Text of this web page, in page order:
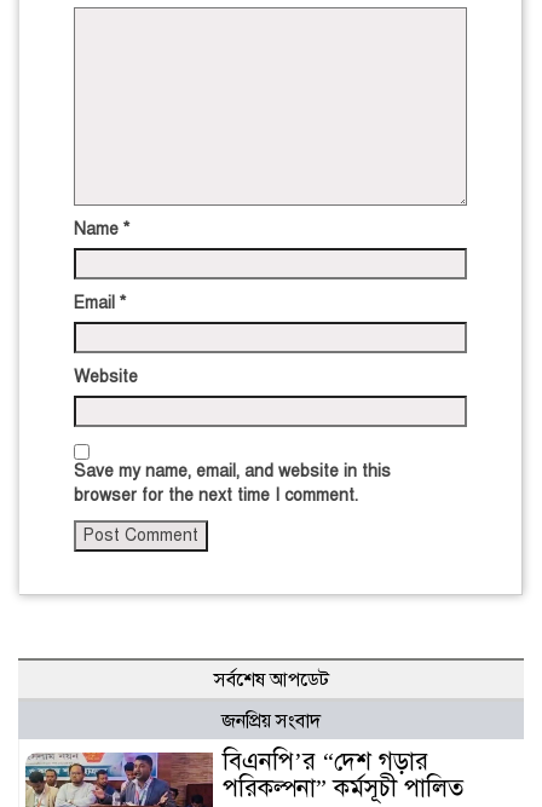
Name *
Email *
Website
Save my name, email, and website in this
browser for the next time I comment.
সর্বশেষ আপডেট
জনপ্রিয় সংবাদ
বিএনপি’র “দেশ গড়ার
পরিকল্পনা” কর্মসূচী পালিত